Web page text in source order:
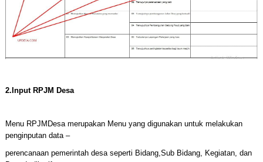
2.Input RPJM Desa
Menu RPJMDesa merupakan Menu yang digunakan untuk melakukan
penginputan data –
perencanaan pemerintah desa seperti Bidang,Sub Bidang, Kegiatan, dan